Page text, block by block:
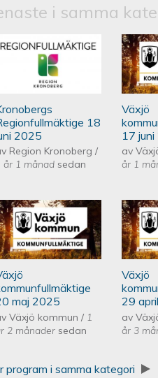
i samma
Kronobergs
18
2025
Region Kronoberg/
år 1 månad sedan
juni
Växjö
17
av
år 1
maj 2025
Växjö kommun/ 1
2 månader sedan
Växjö
29
av
år 3
program i samma kategori